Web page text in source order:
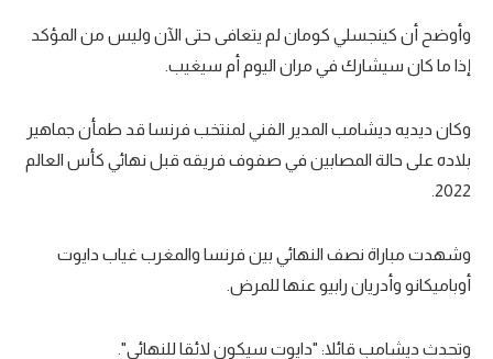
تحقيق في الجول
تقرير في الجول
تحليل في الجول
حكايات في الجول
فيديو في الجول
وأوضح أن كينجسلي كومان لم يتعافى حتى الآن وليس من المؤكد
إذا ما كان سيشارك في مران اليوم أم سيغيب.
وكان ديديه ديشامب المدير الفني لمنتخب فرنسا قد طمأن جماهير
بلاده على حالة المصابين في صفوف فريقه قبل نهائي كأس العالم
2022.
وشهدت مباراة نصف النهائي بين فرنسا والمغرب غياب دايوت
أوباميكانو وأدريان رابيو عنها للمرض.
وتحدث ديشامب قائلا: "دايوت سيكون لائقا للنهائي".